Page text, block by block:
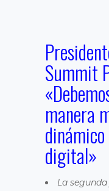
Summit
manera
digital»
La